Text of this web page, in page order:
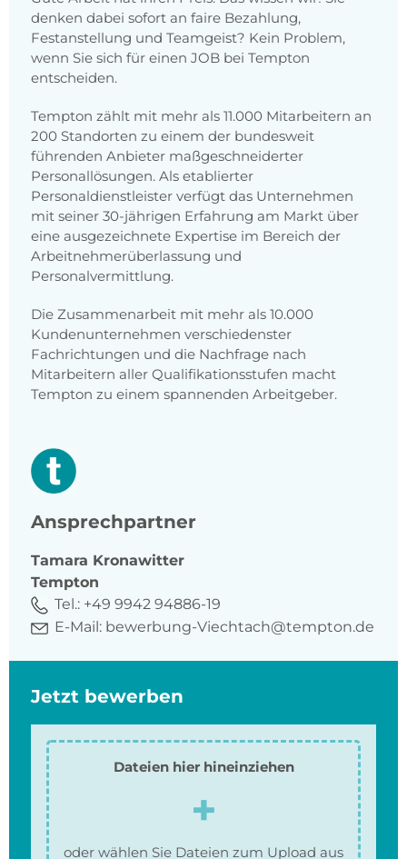
denken dabei sofort an faire Bezahlung,
Festanstellung und Teamgeist? Kein Problem,
wenn Sie sich für einen JOB bei Tempton
entscheiden.
Tempton zählt mit mehr als 11.000 Mitarbeitern an
200 Standorten zu einem der bundesweit
führenden Anbieter maßgeschneiderter
Personallösungen. Als etablierter
Personaldienstleister verfügt das Unternehmen
mit seiner 30-jährigen Erfahrung am Markt über
eine ausgezeichnete Expertise im Bereich der
Arbeitnehmerüberlassung und
Personalvermittlung.
Die Zusammenarbeit mit mehr als 10.000
Kundenunternehmen verschiedenster
Fachrichtungen und die Nachfrage nach
Mitarbeitern aller Qualifikationsstufen macht
Tempton zu einem spannenden Arbeitgeber.
Ansprechpartner
Tamara Kronawitter
Tempton
Tel.: +49 9942 94886-19
E-Mail: bewerbung-Viechtach@tempton.de
Jetzt bewerben
Dateien hier hineinziehen
oder wählen Sie Dateien zum Upload aus